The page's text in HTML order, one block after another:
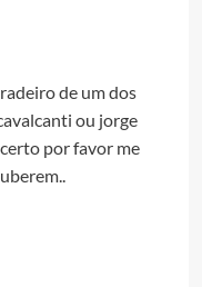
de um dos
ou jorge
por favor me